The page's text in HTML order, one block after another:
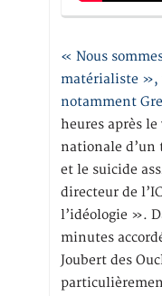
« Nous
matérialiste »,
notamment
heures après le
nationale
et le suicide
directeur de
l’idéologie ».
minutes
Joubert des